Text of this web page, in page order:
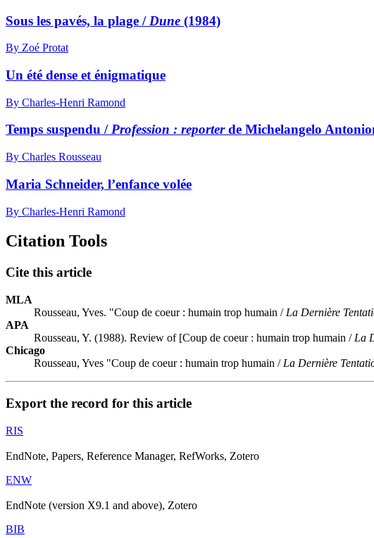
Sous les pavés, la plage / Dune (1984)
By Zoé Protat
Un été dense et énigmatique
By Charles-Henri Ramond
Temps suspendu /Profession : reporterde Michelangelo
By Charles Rousseau
Maria Schneider, l’enfance volée
By Charles-Henri Ramond
Citation Tools
Cite this article
MLA
Rousseau, Yves. "Coup de coeur : humain trop humain / La Dernière
APA
Rousseau, Y. (1988). Review of [Coup de coeur : humain trop humain / La
Chicago
Rousseau, Yves "Coup de coeur : humain trop humain / La Dernière
Export the record for this article
RIS
EndNote, Papers, Reference Manager, RefWorks, Zotero
ENW
EndNote (version X9.1 and above), Zotero
BIB